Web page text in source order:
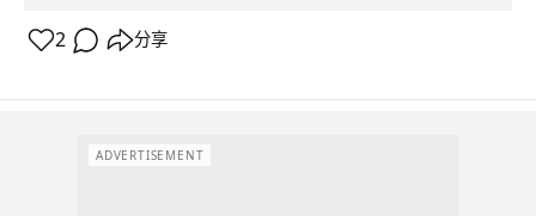
2 分享
ADVERTISEMENT